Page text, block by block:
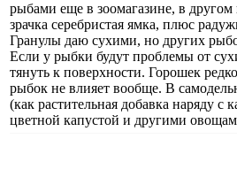
рыбами еще в зоомагазине, в другом
зрачка серебристая ямка, плюс
Гранулы даю сухими, но других
Если у рыбки будут проблемы от
тянуть к поверхности. Горошек
рыбок не влияет вообще. В
(как растительная добавка наряду с
цветной капустой и другими